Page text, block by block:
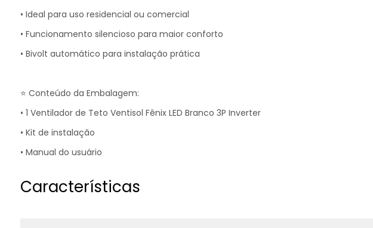
• Ideal para uso residencial ou comercial
• Funcionamento silencioso para maior conforto
• Bivolt automático para instalação prática
⭐ Conteúdo da Embalagem:
• 1 Ventilador de Teto Ventisol Fênix LED Branco 3P Inverter
• Kit de instalação
• Manual do usuário
Características